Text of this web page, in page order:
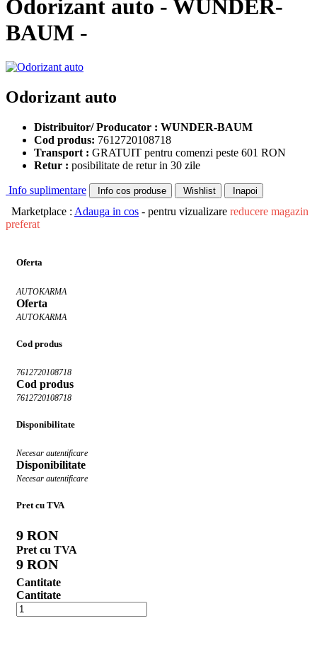
Odorizant auto - WUNDER-
BAUM -
Odorizant auto
Distribuitor/ Producator : WUNDER-BAUM
Cod produs: 7612720108718
Transport : GRATUIT pentru comenzi peste 601 RON
Retur : posibilitate de retur in 30 zile
Info suplimentare Info cos produse Wishlist Inapoi
Marketplace : Adauga in cos - pentru vizualizare reducere magazin
preferat
Oferta
AUTOKARMA
Oferta
AUTOKARMA
Cod produs
7612720108718
Cod produs
7612720108718
Disponibilitate
Necesar autentificare
Disponibilitate
Necesar autentificare
Pret cu TVA
9 RON
Pret cu TVA
9 RON
Cantitate
Cantitate